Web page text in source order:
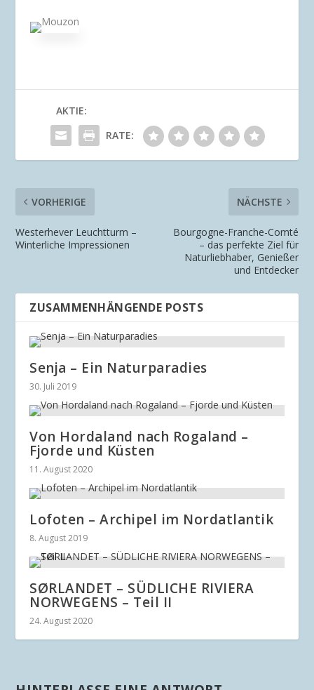
AKTIE:
RATE:
VORHERIGE
Westerhever Leuchtturm –
Winterliche Impressionen
NÄCHSTE
Bourgogne-Franche-Comté
– das perfekte Ziel für
Naturliebhaber, Genießer
und Entdecker
ZUSAMMENHÄNGENDE POSTS
Senja – Ein Naturparadies
30. Juli 2019
Von Hordaland nach Rogaland –
Fjorde und Küsten
11. August 2020
Lofoten – Archipel im Nordatlantik
8. August 2019
SØRLANDET – SÜDLICHE RIVIERA
NORWEGENS – Teil II
24. August 2020